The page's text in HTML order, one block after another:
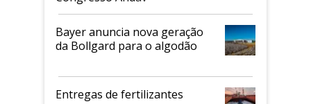
Bayer anuncia nova geração
da Bollgard para o algodão
Entregas de fertilizantes